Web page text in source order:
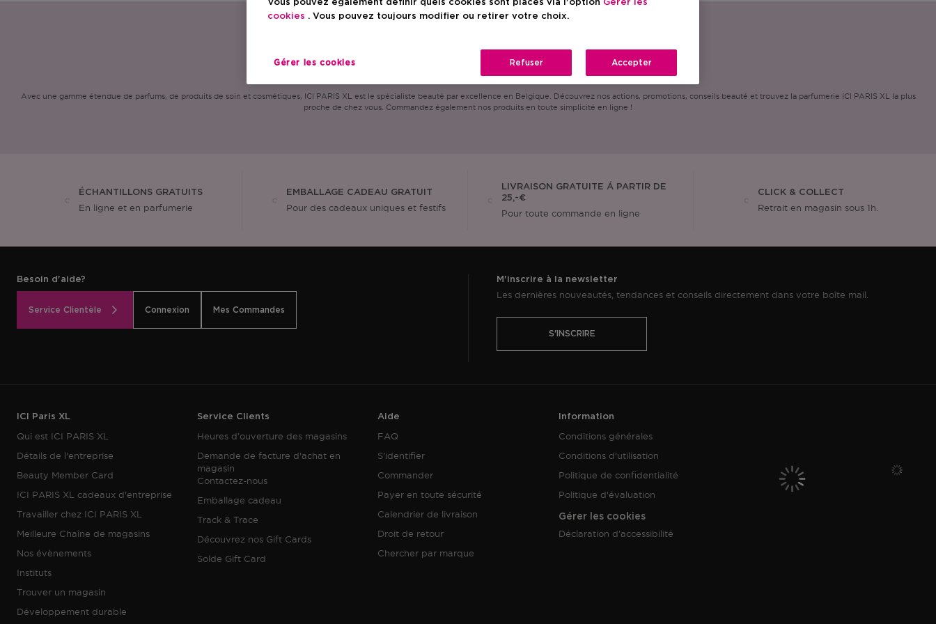
Avec une gamme étendue de parfums, de produits de soin et cosmétiques, ICI PARIS XL est le spécialiste beauté par excellence en Belgique. Découvrez nos actions, promotions, conseils beauté et trouvez la parfumerie ICI PARIS XL la plus
proche de chez vous. Commandez également nos produits en toute simplicité en ligne !
ÉCHANTILLONS GRATUITS
En ligne et en parfumerie
EMBALLAGE CADEAU GRATUIT
Pour des cadeaux uniques et festifs
LIVRAISON GRATUITE Á PARTIR DE
25,-€
Pour toute commande en ligne
CLICK & COLLECT
Retrait en magasin sous 1h.
Besoin d'aide?
Service Clientèle Connexion Mes Commandes
M'inscrire à la newsletter
Les dernières nouveautés, tendances et conseils directement dans votre boîte mail.
S'INSCRIRE
ICI Paris XL
Qui est ICI PARIS XL
Détails de l'entreprise
Beauty Member Card
ICI PARIS XL cadeaux d'entreprise
Travailler chez ICI PARIS XL
Meilleure Chaîne de magasins
Nos évènements
Instituts
Trouver un magasin
Développement durable
Service Clients
Heures d’ouverture des magasins
Demande de facture d'achat en
magasin
Contactez-nous
Emballage cadeau
Track & Trace
Découvrez nos Gift Cards
Solde Gift Card
Aide
FAQ
S'identifier
Commander
Payer en toute sécurité
Calendrier de livraison
Droit de retour
Chercher par marque
Information
Conditions générales
Conditions d'utilisation
Politique de confidentialité
Politique d'évaluation
Gérer les cookies
Déclaration d’accessibilité
Vous pouvez également définir quels cookies sont placés via l'option Gérer les
cookies . Vous pouvez toujours modifier ou retirer votre choix.
Gérer les cookies Refuser Accepter